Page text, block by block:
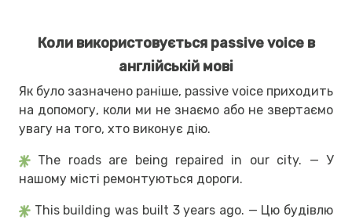
Коли використовується passive voice в
англійській мові
Як було зазначено раніше, passive voice приходить
на допомогу, коли ми не знаємо або не звертаємо
увагу на того, хто виконує дію.
The roads are being repaired in our city. — У
нашому місті ремонтуються дороги.
This building was built 3 years ago. — Цю будівлю